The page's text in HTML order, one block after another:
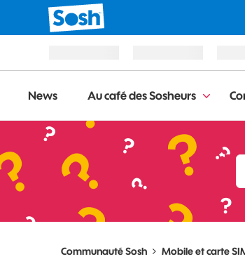
News Au café des Sosheurs
Communauté Sosh Mobile et carte